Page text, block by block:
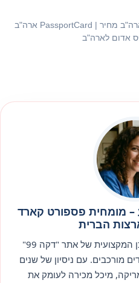
חיפושים קשורים: ביטוח רפואי לארה"ב מחיר | PassportCard ארה"ב
אדום לארה"ב
– מומחית פספורט קארד
הברית
היא עורכת התוכן המקצועית של אתר "דקה 99"
מורכבים. עם ניסיון של שנים
מיכל מכירה לעומק את